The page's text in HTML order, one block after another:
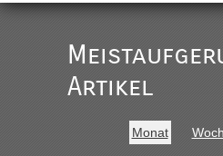
Ist korrekt, aber ich finde man
darauf hinweisen können.
War aber nicht "böse" gemeint ...
buchbar - warum auch immer ...
Hab´s versucht - bekomme aber
Artikel
Monat